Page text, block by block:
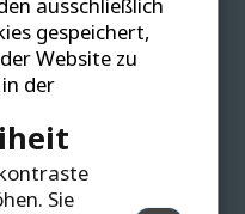
14.00 - 16.00 Uhr
|
gespeichert,
Website zu
der
Sie